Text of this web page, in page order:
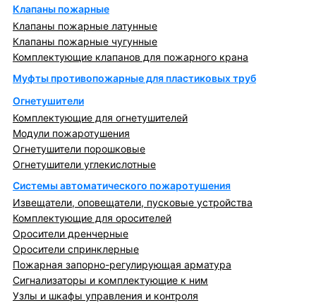
Клапаны пожарные
Клапаны пожарные латунные
Клапаны пожарные чугунные
Комплектующие клапанов для пожарного крана
Муфты противопожарные для пластиковых труб
Огнетушители
Комплектующие для огнетушителей
Модули пожаротушения
Огнетушители порошковые
Огнетушители углекислотные
Системы автоматического пожаротушения
Извещатели, оповещатели, пусковые устройства
Комплектующие для оросителей
Оросители дренчерные
Оросители спринклерные
Пожарная запорно-регулирующая арматура
Сигнализаторы и комплектующие к ним
Узлы и шкафы управления и контроля